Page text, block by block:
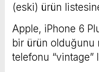
(eski) ürün
Apple, iPhone 6
bir ürün olduğunu
telefonu “vintage”